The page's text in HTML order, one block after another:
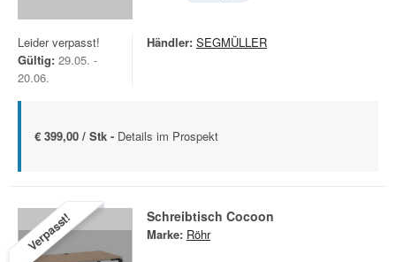
Leider verpasst!
Gültig: 29.05. -
20.06.
Händler: SEGMÜLLER
€ 399,00 / Stk - Details im Prospekt
Verpasst! Schreibtisch Cocoon
Marke: Röhr